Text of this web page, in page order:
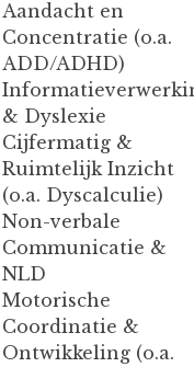
Aandacht en
Concentratie (o.a.
ADD/ADHD)
& Dyslexie
Cijfermatig &
Ruimtelijk Inzicht
(o.a. Dyscalculie)
Non-verbale
Communicatie &
NLD
Motorische
Coordinatie &
Ontwikkeling (o.a.